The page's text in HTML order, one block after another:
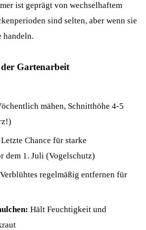
ist geprägt von wechselhaftem
sind selten, aber wenn sie
handeln.
Gartenarbeit
mähen, Schnitthöhe 4-5
Letzte Chance für starke
dem 1. Juli (Vogelschutz)
Verblühtes regelmäßig entfernen für
Hält Feuchtigkeit und